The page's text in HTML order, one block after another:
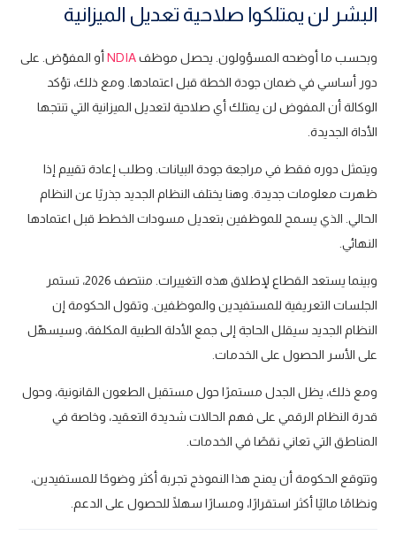
البشر لن يمتلكوا صلاحية تعديل الميزانية
وبحسب ما أوضحه المسؤولون. يحصل موظفNDIA أو المفوّض. على
دور أساسي في ضمان جودة الخطة قبل اعتمادها. ومع ذلك، تؤكد
الوكالة أن المفوض لن يمتلك أي صلاحية لتعديل الميزانية التي تنتجها
الأداة الجديدة.
ويتمثل دوره فقط في مراجعة جودة البيانات. وطلب إعادة تقييم إذا
ظهرت معلومات جديدة. وهنا يختلف النظام الجديد جذريًا عن النظام
الحالي. الذي يسمح للموظفين بتعديل مسودات الخطط قبل اعتمادها
النهائي.
وبينما يستعد القطاع لإطلاق هذه التغييرات. منتصف 2026، تستمر
الجلسات التعريفية للمستفيدين والموظفين. وتقول الحكومة إن
النظام الجديد سيقلل الحاجة إلى جمع الأدلة الطبية المكلفة، وسيسهّل
على الأسر الحصول على الخدمات.
ومع ذلك، يظل الجدل مستمرًا حول مستقبل الطعون القانونية، وحول
قدرة النظام الرقمي على فهم الحالات شديدة التعقيد، وخاصة في
المناطق التي تعاني نقصًا في الخدمات.
وتتوقع الحكومة أن يمنح هذا النموذج تجربة أكثر وضوحًا للمستفيدين،
ونظامًا ماليًا أكثر استقرارًا، ومسارًا سهلًا للحصول على الدعم.